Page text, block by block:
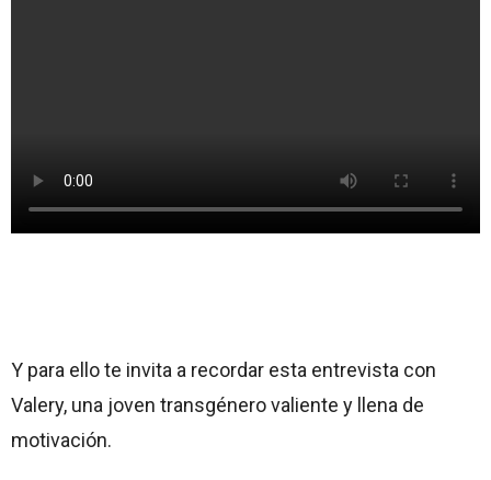
Y para ello te invita a recordar esta entrevista con
Valery, una joven transgénero valiente y llena de
motivación.